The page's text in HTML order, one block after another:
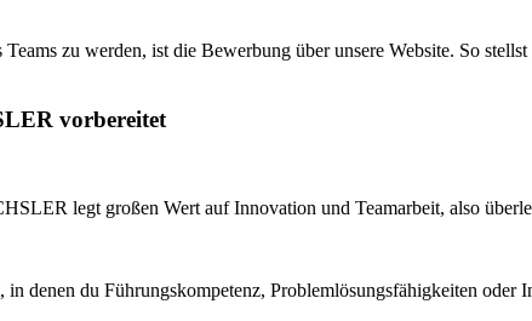
zu werden, ist die Bewerbung über unsere Website. So
vorbereitet
legt großen Wert auf Innovation und Teamarbeit, also
denen du Führungskompetenz, Problemlösungsfähigkeiten